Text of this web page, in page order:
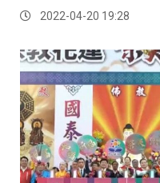
2022-04-20 19:28